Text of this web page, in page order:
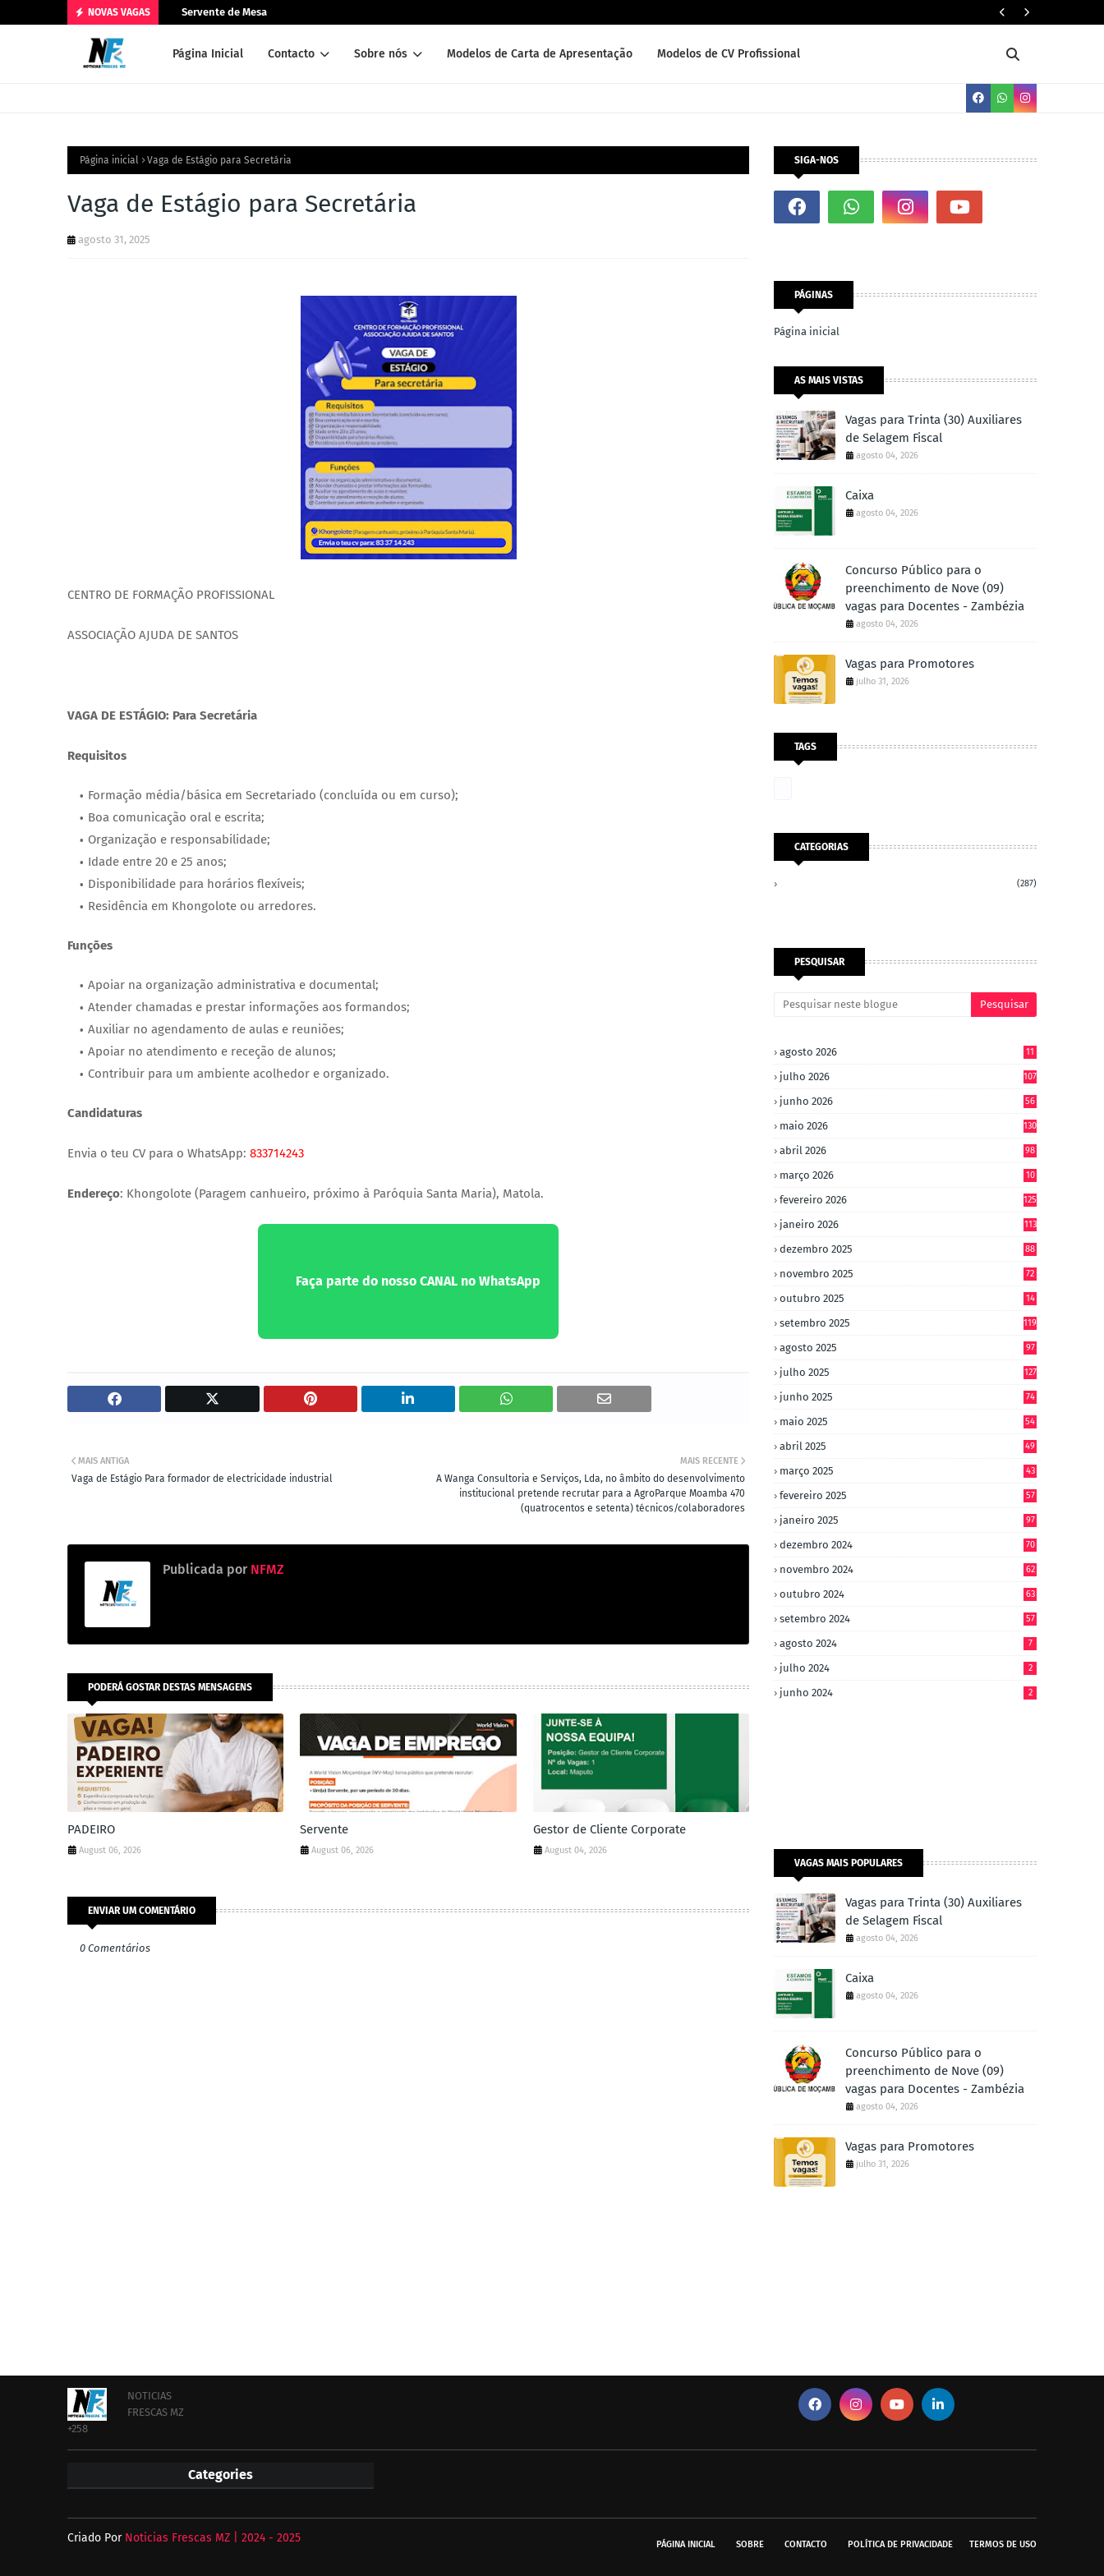
NOVAS VAGAS Servente de Mesa
Página Inicial Contacto Sobre nós Modelos de Carta de Apresentação Modelos de CV Profissional
Página inicial Vaga de Estágio para Secretária
Vaga de Estágio para Secretária
agosto 31, 2025
CENTRO DE FORMAÇÃO PROFISSIONAL
ASSOCIAÇÃO AJUDA DE SANTOS
VAGA DE ESTÁGIO: Para Secretária
Requisitos
Formação média/básica em Secretariado (concluída ou em curso);
Boa comunicação oral e escrita;
Organização e responsabilidade;
Idade entre 20 e 25 anos;
Disponibilidade para horários flexíveis;
Residência em Khongolote ou arredores.
Funções
Apoiar na organização administrativa e documental;
Atender chamadas e prestar informações aos formandos;
Auxiliar no agendamento de aulas e reuniões;
Apoiar no atendimento e receção de alunos;
Contribuir para um ambiente acolhedor e organizado.
Candidaturas
Envia o teu CV para o WhatsApp: 833714243
Endereço: Khongolote (Paragem canhueiro, próximo à Paróquia Santa Maria), Matola.
Faça parte do nosso CANAL no WhatsApp
MAIS RECENTE
A Wanga Consultoria e Serviços, Lda, no âmbito do desenvolvimento
institucional pretende recrutar para a AgroParque Moamba 470
(quatrocentos e setenta) técnicos/colaboradores
MAIS ANTIGA
Vaga de Estágio Para formador de electricidade industrial
Publicada por NFMZ
PODERÁ GOSTAR DESTAS MENSAGENS
PADEIRO
August 06, 2026
Servente
August 06, 2026
Gestor de Cliente Corporate
August 04, 2026
ENVIAR UM COMENTÁRIO
0 Comentários
SIGA-NOS
PÁGINAS
Página inicial
AS MAIS VISTAS
Vagas para Trinta (30) Auxiliares
de Selagem Fiscal
agosto 04, 2026
Caixa
agosto 04, 2026
Concurso Público para o
preenchimento de Nove (09)
vagas para Docentes - Zambézia
agosto 04, 2026
Vagas para Promotores
julho 31, 2026
TAGS
CATEGORIAS
(287)
PESQUISAR
agosto 2026 11
julho 2026 107
junho 2026 56
maio 2026 130
abril 2026 98
março 2026
10
fevereiro 2026 125
janeiro 2026 113
dezembro 2025 88
novembro 2025 72
outubro 2025
14
setembro 2025 119
agosto 2025 97
julho 2025 127
junho 2025 74
maio 2025 54
abril 2025 49
março 2025 43
fevereiro 2025 57
janeiro 2025 97
dezembro 2024 70
novembro 2024 62
outubro 2024 63
setembro 2024 57
agosto 2024 7
julho 2024 2
junho 2024 2
VAGAS MAIS POPULARES
Vagas para Trinta (30) Auxiliares
de Selagem Fiscal
agosto 04, 2026
Caixa
agosto 04, 2026
Concurso Público para o
preenchimento de Nove (09)
vagas para Docentes - Zambézia
agosto 04, 2026
Vagas para Promotores
julho 31, 2026
NOTICIAS
FRESCAS MZ
+258
Categories
PÁGINA INICIAL SOBRE CONTACTO POLÍTICA DE PRIVACIDADE TERMOS DE USO
Criado Por Noticias Frescas MZ | 2024 - 2025